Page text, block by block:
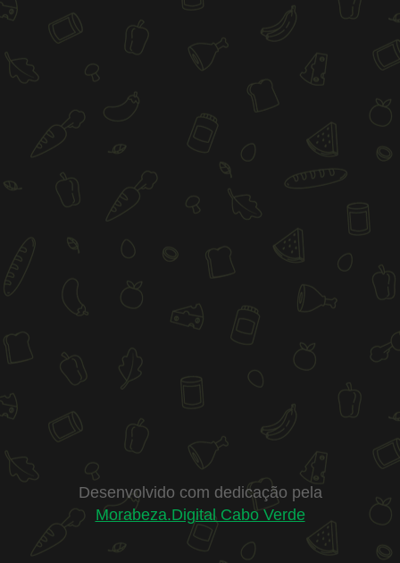
Desenvolvido com dedicação pela
Morabeza.Digital Cabo Verde